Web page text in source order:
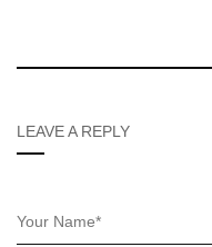
LEAVE A REPLY